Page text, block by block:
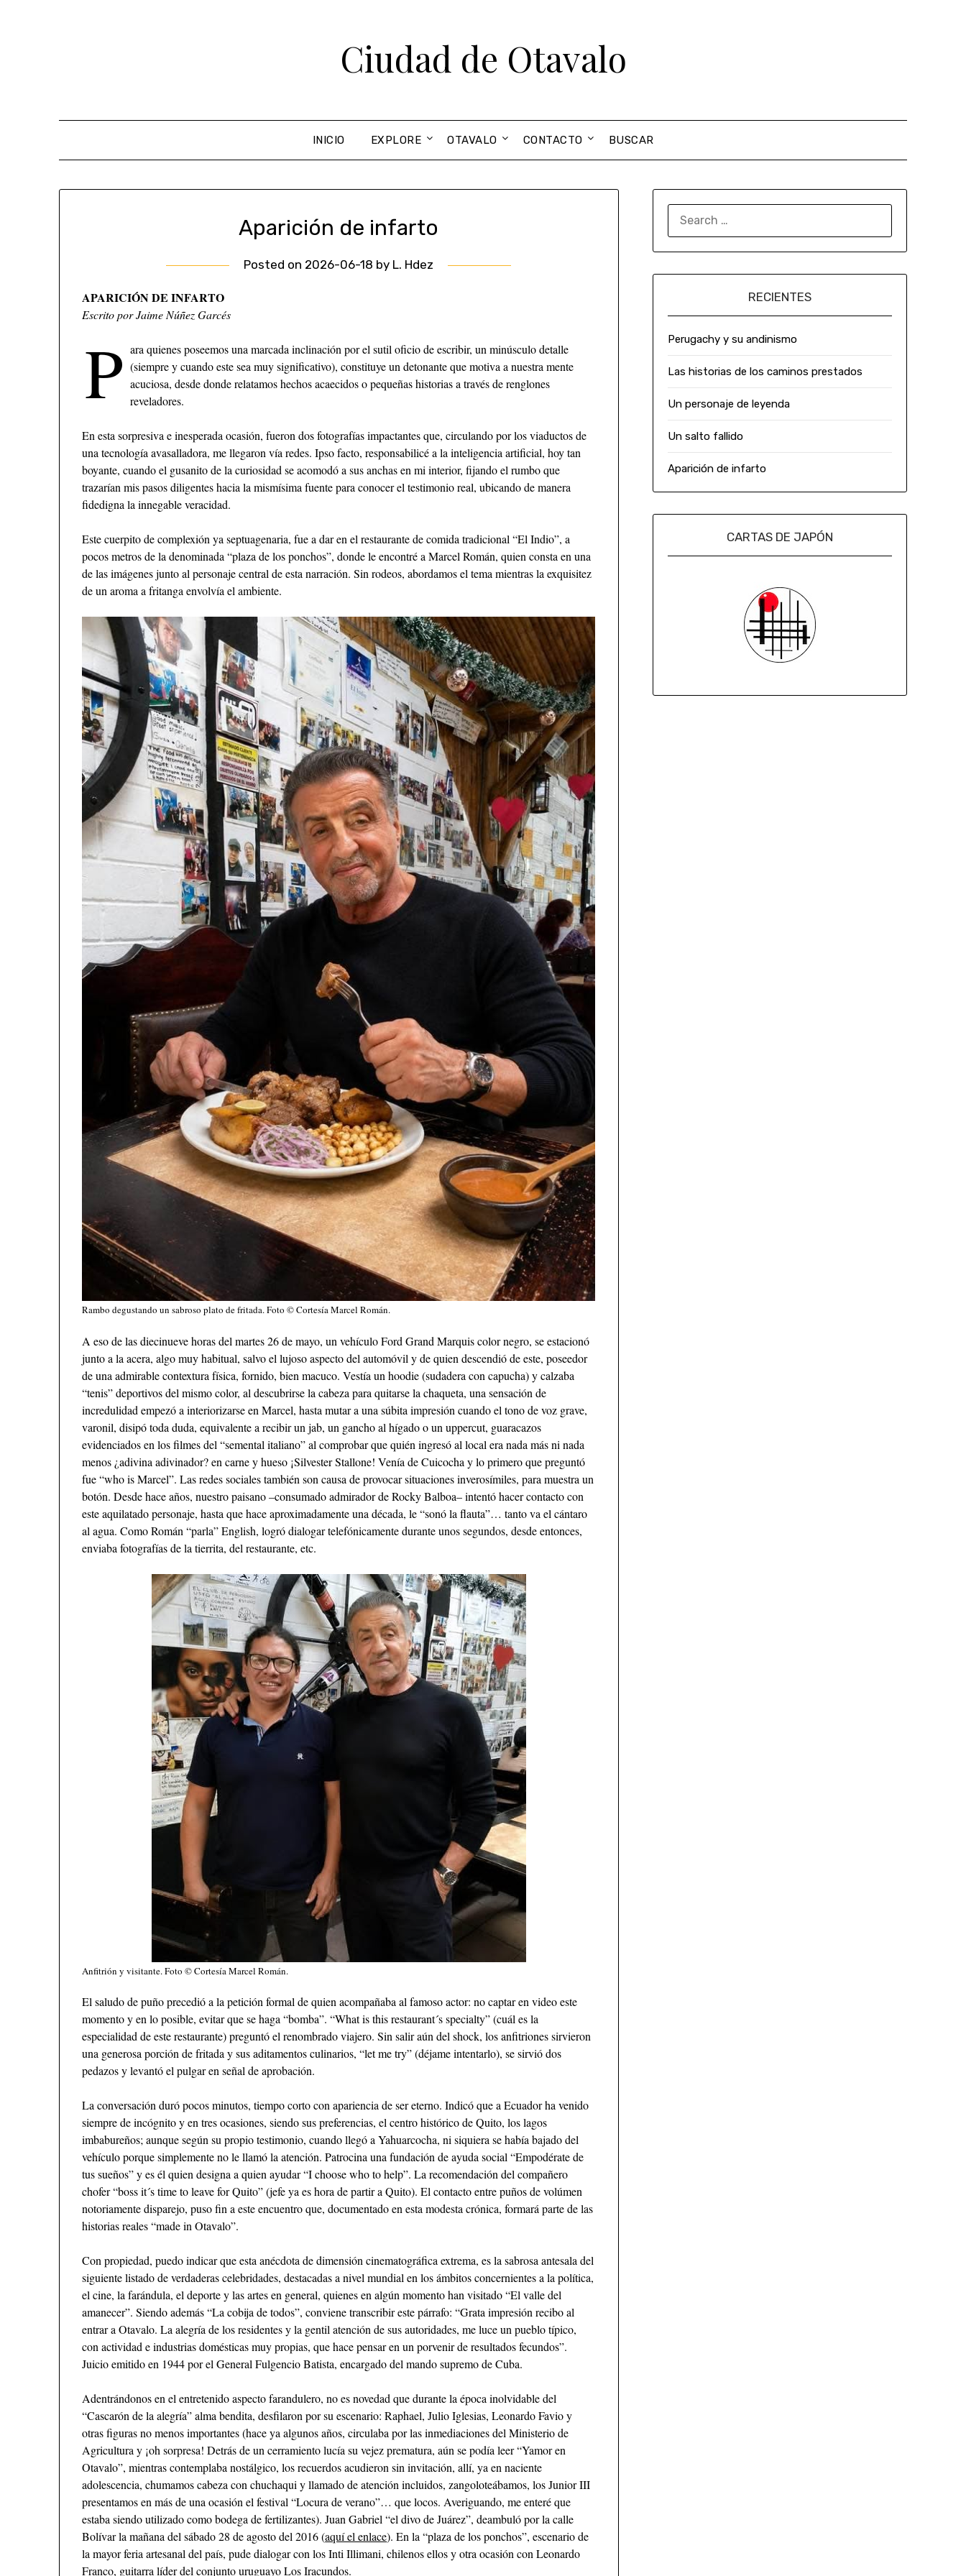
Ciudad de Otavalo
INICIO EXPLORE OTAVALO CONTACTO BUSCAR
Aparición de infarto
Posted on 2026-06-18 by L. Hdez
APARICIÓN DE INFARTO
Escrito por Jaime Núñez Garcés
P ara quienes poseemos una marcada inclinación por el sutil oficio de escribir, un minúsculo detalle
(siempre y cuando este sea muy significativo), constituye un detonante que motiva a nuestra mente
acuciosa, desde donde relatamos hechos acaecidos o pequeñas historias a través de renglones
reveladores.
En esta sorpresiva e inesperada ocasión, fueron dos fotografías impactantes que, circulando por los viaductos de
una tecnología avasalladora, me llegaron vía redes. Ipso facto, responsabilicé a la inteligencia artificial, hoy tan
boyante, cuando el gusanito de la curiosidad se acomodó a sus anchas en mi interior, fijando el rumbo que
trazarían mis pasos diligentes hacia la mismísima fuente para conocer el testimonio real, ubicando de manera
fidedigna la innegable veracidad.
Este cuerpito de complexión ya septuagenaria, fue a dar en el restaurante de comida tradicional “El Indio”, a
pocos metros de la denominada “plaza de los ponchos”, donde le encontré a Marcel Román, quien consta en una
de las imágenes junto al personaje central de esta narración. Sin rodeos, abordamos el tema mientras la exquisitez
de un aroma a fritanga envolvía el ambiente.
Rambo degustando un sabroso plato de fritada. Foto © Cortesía Marcel Román.
A eso de las diecinueve horas del martes 26 de mayo, un vehículo Ford Grand Marquis color negro, se estacionó
junto a la acera, algo muy habitual, salvo el lujoso aspecto del automóvil y de quien descendió de este, poseedor
de una admirable contextura física, fornido, bien macuco. Vestía un hoodie (sudadera con capucha) y calzaba
“tenis” deportivos del mismo color, al descubrirse la cabeza para quitarse la chaqueta, una sensación de
incredulidad empezó a interiorizarse en Marcel, hasta mutar a una súbita impresión cuando el tono de voz grave,
varonil, disipó toda duda, equivalente a recibir un jab, un gancho al hígado o un uppercut, guaracazos
evidenciados en los filmes del “semental italiano” al comprobar que quién ingresó al local era nada más ni nada
menos ¿adivina adivinador? en carne y hueso ¡Silvester Stallone! Venía de Cuicocha y lo primero que preguntó
fue “who is Marcel”. Las redes sociales también son causa de provocar situaciones inverosímiles, para muestra un
botón. Desde hace años, nuestro paisano –consumado admirador de Rocky Balboa– intentó hacer contacto con
este aquilatado personaje, hasta que hace aproximadamente una década, le “sonó la flauta”… tanto va el cántaro
al agua. Como Román “parla” English, logró dialogar telefónicamente durante unos segundos, desde entonces,
enviaba fotografías de la tierrita, del restaurante, etc.
Anfitrión y visitante. Foto © Cortesía Marcel Román.
El saludo de puño precedió a la petición formal de quien acompañaba al famoso actor: no captar en video este
momento y en lo posible, evitar que se haga “bomba”. “What is this restaurant´s specialty” (cuál es la
especialidad de este restaurante) preguntó el renombrado viajero. Sin salir aún del shock, los anfitriones sirvieron
una generosa porción de fritada y sus aditamentos culinarios, “let me try” (déjame intentarlo), se sirvió dos
pedazos y levantó el pulgar en señal de aprobación.
La conversación duró pocos minutos, tiempo corto con apariencia de ser eterno. Indicó que a Ecuador ha venido
siempre de incógnito y en tres ocasiones, siendo sus preferencias, el centro histórico de Quito, los lagos
imbabureños; aunque según su propio testimonio, cuando llegó a Yahuarcocha, ni siquiera se había bajado del
vehículo porque simplemente no le llamó la atención. Patrocina una fundación de ayuda social “Empodérate de
tus sueños” y es él quien designa a quien ayudar “I choose who to help”. La recomendación del compañero
chofer “boss it´s time to leave for Quito” (jefe ya es hora de partir a Quito). El contacto entre puños de volúmen
notoriamente disparejo, puso fin a este encuentro que, documentado en esta modesta crónica, formará parte de las
historias reales “made in Otavalo”.
Con propiedad, puedo indicar que esta anécdota de dimensión cinematográfica extrema, es la sabrosa antesala del
siguiente listado de verdaderas celebridades, destacadas a nivel mundial en los ámbitos concernientes a la política,
el cine, la farándula, el deporte y las artes en general, quienes en algún momento han visitado “El valle del
amanecer”. Siendo además “La cobija de todos”, conviene transcribir este párrafo: “Grata impresión recibo al
entrar a Otavalo. La alegría de los residentes y la gentil atención de sus autoridades, me luce un pueblo típico,
con actividad e industrias domésticas muy propias, que hace pensar en un porvenir de resultados fecundos”.
Juicio emitido en 1944 por el General Fulgencio Batista, encargado del mando supremo de Cuba.
Adentrándonos en el entretenido aspecto farandulero, no es novedad que durante la época inolvidable del
“Cascarón de la alegría” alma bendita, desfilaron por su escenario: Raphael, Julio Iglesias, Leonardo Favio y
otras figuras no menos importantes (hace ya algunos años, circulaba por las inmediaciones del Ministerio de
Agricultura y ¡oh sorpresa! Detrás de un cerramiento lucía su vejez prematura, aún se podía leer “Yamor en
Otavalo”, mientras contemplaba nostálgico, los recuerdos acudieron sin invitación, allí, ya en naciente
adolescencia, chumamos cabeza con chuchaqui y llamado de atención incluidos, zangoloteábamos, los Junior III
presentamos en más de una ocasión el festival “Locura de verano”… que locos. Averiguando, me enteré que
estaba siendo utilizado como bodega de fertilizantes). Juan Gabriel “el divo de Juárez”, deambuló por la calle
Bolívar la mañana del sábado 28 de agosto del 2016 (aquí el enlace). En la “plaza de los ponchos”, escenario de
la mayor feria artesanal del país, pude dialogar con los Inti Illimani, chilenos ellos y otra ocasión con Leonardo
Franco, guitarra líder del conjunto uruguayo Los Iracundos.
RECIENTES
Perugachy y su andinismo
Las historias de los caminos prestados
Un personaje de leyenda
Un salto fallido
Aparición de infarto
CARTAS DE JAPÓN